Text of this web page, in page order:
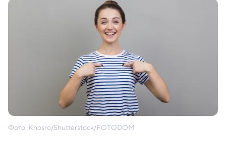
Фото: Khosro/Shutterstock/FOTODOM